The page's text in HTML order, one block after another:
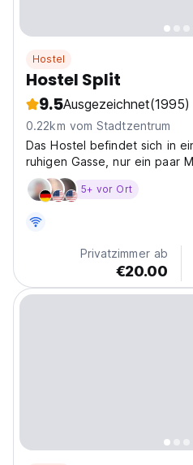
Hostel
Hostel Split
9.5Ausgezeichnet(1995)
0.22km vom Stadtzentrum
Das Hostel befindet sich in
ruhigen Gasse, nur ein paar
historischen Zentrum, dem
entfernt.
5+ vor Ort
Privatzimmer ab
€20.00